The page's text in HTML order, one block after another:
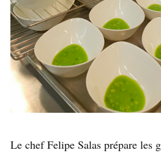
Le chef Felipe Salas prépare les